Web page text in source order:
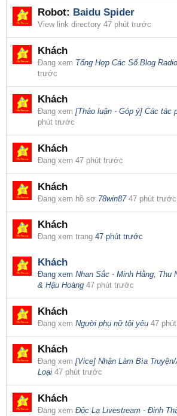
Robot: Baidu Spider
View link directory 47 phút trước
Khách
Đang xem Tổng Hợp Các Số Blog
trước
Khách
Đang xem [Thảo luận - Góp ý] Các tác
phút trước
Khách
Đang xem 47 phút trước
Khách
Đang xem hồ sơ 78win87 47 phút trước
Khách
Đang xem trang 47 phút trước
Khách
Đang xem Nhan Sắc - Minh Hằng, Thu
& Hậu Hoàng 47 phút trước
Khách
Đang xem Người phụ nữ tôi yêu 47
Khách
Đang xem [Vice] Nhận Làm Bìa
Loại 47 phút trước
Khách
Đang xem Độc Lạ Livestream - Đinh